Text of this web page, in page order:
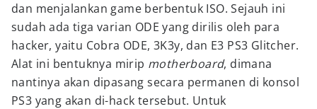
dan menjalankan game berbentuk ISO. Sejauh ini
sudah ada tiga varian ODE yang dirilis oleh para
hacker, yaitu Cobra ODE, 3K3y, dan E3 PS3 Glitcher.
Alat ini bentuknya mirip motherboard, dimana
nantinya akan dipasang secara permanen di konsol
PS3 yang akan di-hack tersebut. Untuk